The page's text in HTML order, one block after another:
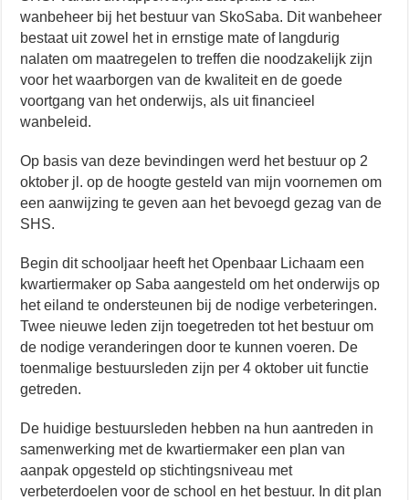
wanbeheer bij het bestuur van SkoSaba. Dit wanbeheer
bestaat uit zowel het in ernstige mate of langdurig
nalaten om maatregelen to treffen die noodzakelijk zijn
voor het waarborgen van de kwaliteit en de goede
voortgang van het onderwijs, als uit financieel
wanbeleid.
Op basis van deze bevindingen werd het bestuur op 2
oktober jl. op de hoogte gesteld van mijn voornemen om
een aanwijzing te geven aan het bevoegd gezag van de
SHS.
Begin dit schooljaar heeft het Openbaar Lichaam een
kwartiermaker op Saba aangesteld om het onderwijs op
het eiland te ondersteunen bij de nodige verbeteringen.
Twee nieuwe leden zijn toegetreden tot het bestuur om
de nodige veranderingen door te kunnen voeren. De
toenmalige bestuursleden zijn per 4 oktober uit functie
getreden.
De huidige bestuursleden hebben na hun aantreden in
samenwerking met de kwartiermaker een plan van
aanpak opgesteld op stichtingsniveau met
verbeterdoelen voor de school en het bestuur. In dit plan